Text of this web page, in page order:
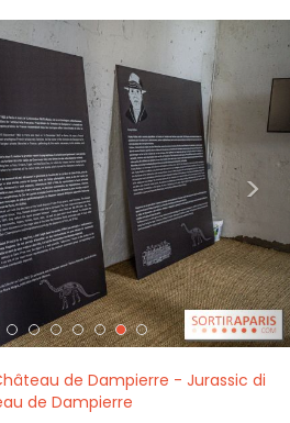
>
de Dampierre - Jurassic di
de Dampierre